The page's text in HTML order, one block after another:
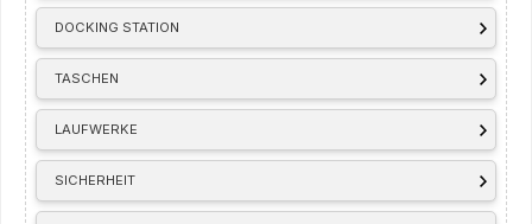
DOCKING STATION
TASCHEN
LAUFWERKE
SICHERHEIT